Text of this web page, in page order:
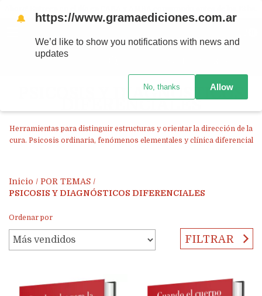
PSICOSIS Y DIAGNÓSTICOS
DIFERENCIALES
Herramientas para distinguir estructuras y orientar la dirección de la
cura. Psicosis ordinaria, fenómenos elementales y clínica diferencial
Inicio / POR TEMAS /
PSICOSIS Y DIAGNÓSTICOS DIFERENCIALES
Ordenar por
FILTRAR
🔔 https://www.gramaediciones.com.ar
We’d like to show you notifications with news and
updates
No, thanks Allow